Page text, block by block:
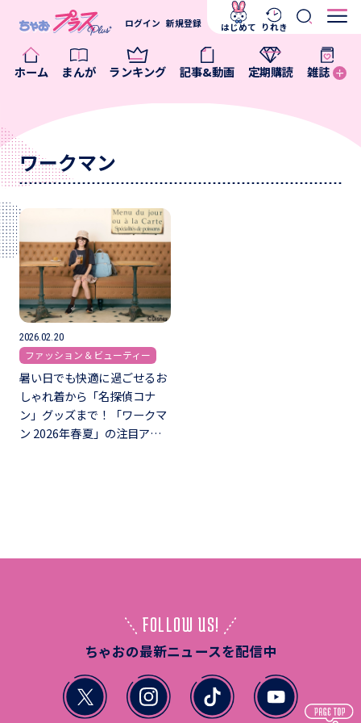
ホーム まんが ランキング 記事&動画 定期購読 雑誌
ログイン 新規登録 はじめて りれき
ワークマン
2026.02.20
ファッション＆ビューティー
暑い日でも快適に過ごせるお
しゃれ着から「名探偵コナ
ン」グッズまで！「ワークマ
ン 2026年春夏」の注目ア…
FOLLOW US!
ちゃおの最新ニュースを配信中